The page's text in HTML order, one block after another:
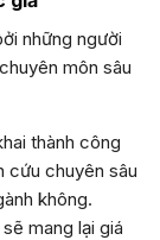
những người
môn sâu
thành công
cứu chuyên sâu
không.
mang lại giá